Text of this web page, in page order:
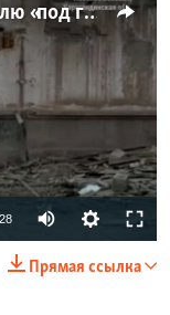
Выселяемые. Как изымают землю «под госнужды», оставляя людей без воды, тепла и света
available
Прямая ссылка